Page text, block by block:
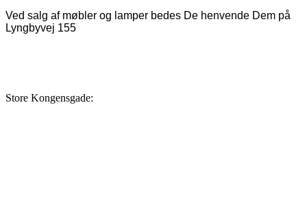
Ved salg af møbler og lamper bedes De henvende Dem på
Lyngbyvej 155
Store Kongensgade: